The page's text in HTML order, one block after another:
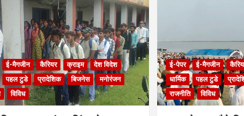
ई-मैगजीन कैरियर क्राइम
देश विदेश
पहल टुडे प्रादेशिक बिजनेस
मनोरंजन
विविध
ई-पेपर ई-मैगजीन
धार्मिक
पहल टुडे
राजनीति
विविध